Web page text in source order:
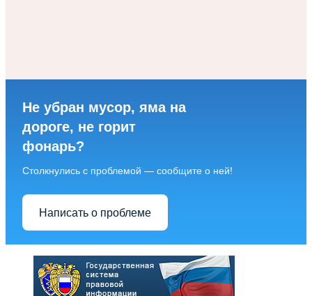
Не убран мусор, яма на
дороге, не горит
фонарь?
Столкнулись с проблемой — сообщите о ней!
Написать о проблеме